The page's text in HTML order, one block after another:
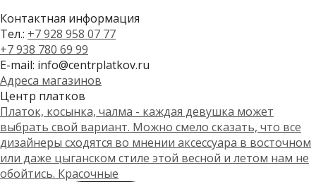
Контактная информация
Тел.: +7 928 958 07 77
+7 938 780 69 99
E-mail: info@centrplatkov.ru
Адреса магазинов
Центр платков
Платок, косынка, чалма - каждая девушка может
выбрать свой вариант. Можно смело сказать, что все
дизайнеры сходятся во мнении аксессуара в восточном
или даже цыганском стиле этой весной и летом нам не
обойтись. Красочные